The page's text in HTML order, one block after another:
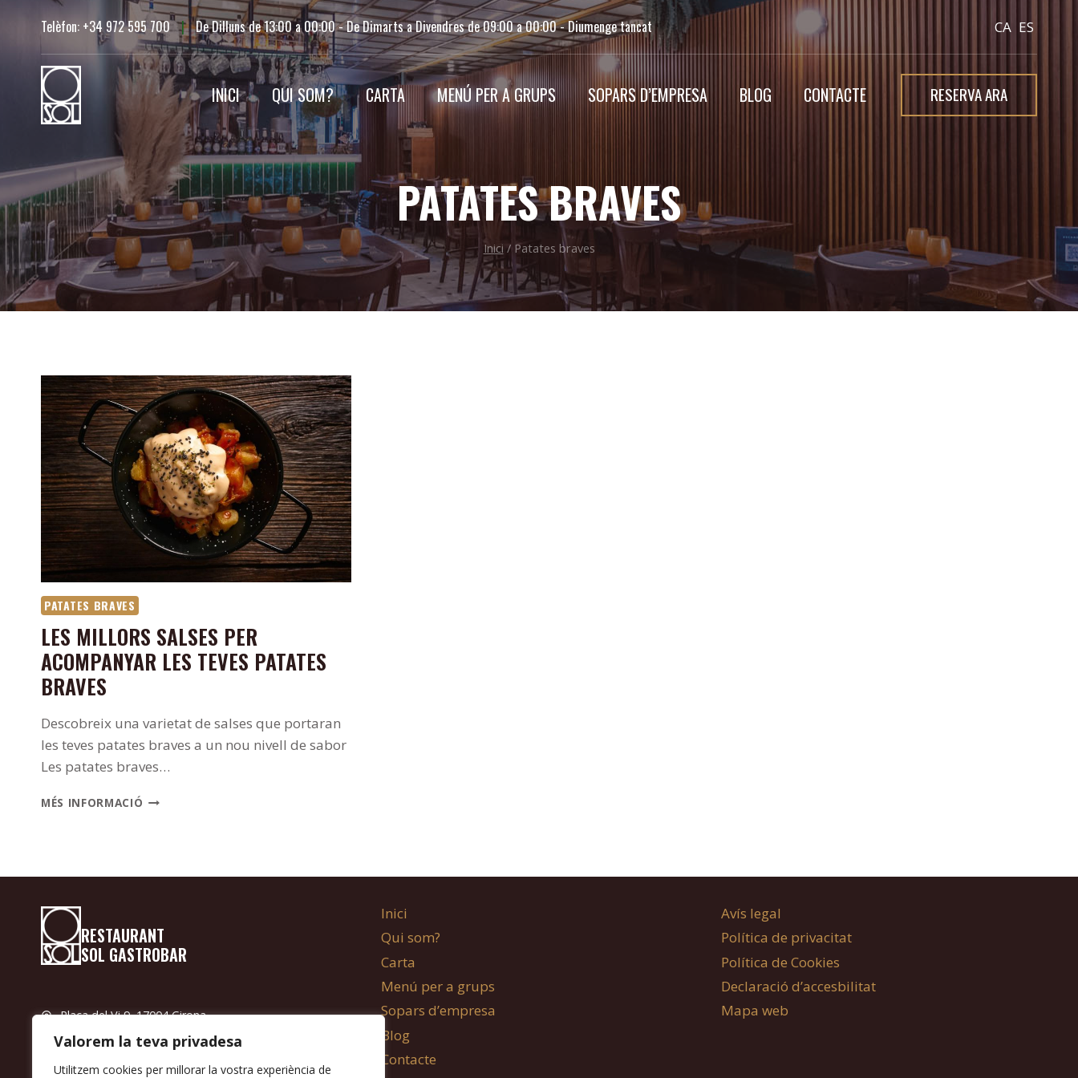
Valorem la teva privadesa
Utilitzem cookies per millorar la vostra experiència de
contingut
Telèfon: +34 972 595 700 | De Dilluns de 13:00 a 00:00 - De Dimarts a Divendres de 09:00 a 00:00 - Diumenge tancat CA ES
INICI QUI SOM? CARTA MENÚ PER A GRUPS SOPARS D’EMPRESA BLOG CONTACTE RESERVA ARA
PATATES BRAVES
Inici / Patates braves
PATATES BRAVES
LES MILLORS SALSES PER
ACOMPANYAR LES TEVES PATATES
BRAVES
Descobreix una varietat de salses que portaran
les teves patates braves a un nou nivell de sabor
Les patates braves…
MÉS INFORMACIÓ LES
BRAVES
RESTAURANT
SOL GASTROBAR
Plaça del Vi 9, 17004 Girona
+34 972 595 700
Inici
Qui som?
Carta
Menú per a grups
Sopars d’empresa
Blog
Contacte
Avís legal
Política de privacitat
Política de Cookies
Declaració d’accesbilitat
Mapa web